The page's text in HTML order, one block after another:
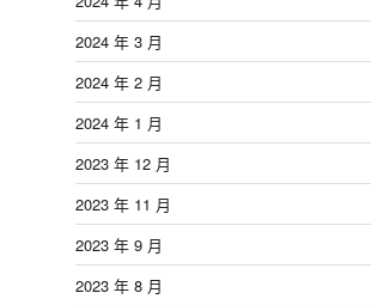
2024 年 3 月
2024 年 2 月
2024 年 1 月
2023 年 12 月
2023 年 11 月
2023 年 9 月
2023 年 8 月